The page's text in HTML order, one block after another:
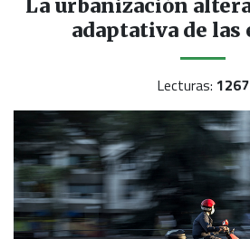
La urbanización
adaptativa de las
Lecturas: 1267